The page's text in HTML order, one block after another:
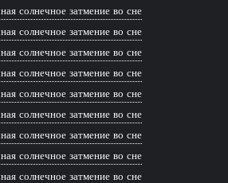
солнечное затмение во сне
солнечное затмение во сне
солнечное затмение во сне
солнечное затмение во сне
солнечное затмение во сне
солнечное затмение во сне
солнечное затмение во сне
солнечное затмение во сне
солнечное затмение во сне